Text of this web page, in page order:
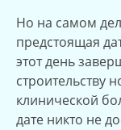
Но на самом
предстоящая
этот день
строительству
клинической
дате никто не